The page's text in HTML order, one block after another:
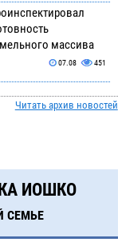
массива
07.08 451
обошлась
сменили барные
дежурки
водоемы
Читать архив новостей
ИОШКО
СЕМЬЕ